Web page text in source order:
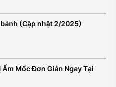
(Cập nhật 2/2025)
Ẩm Mốc Đơn Giản Ngay Tại